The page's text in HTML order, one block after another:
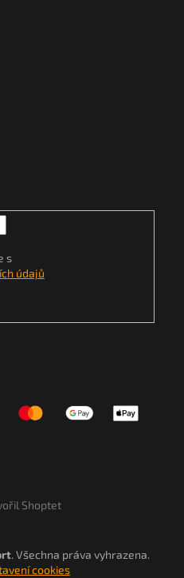
s
údajů
Shoptet
. Všechna práva vyhrazena.
cookies